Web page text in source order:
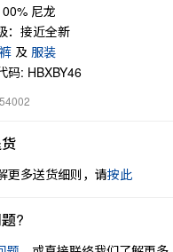
尼龙
：接近全新
及 服装
码: HBXBY46
更多送货细则，请按此
?